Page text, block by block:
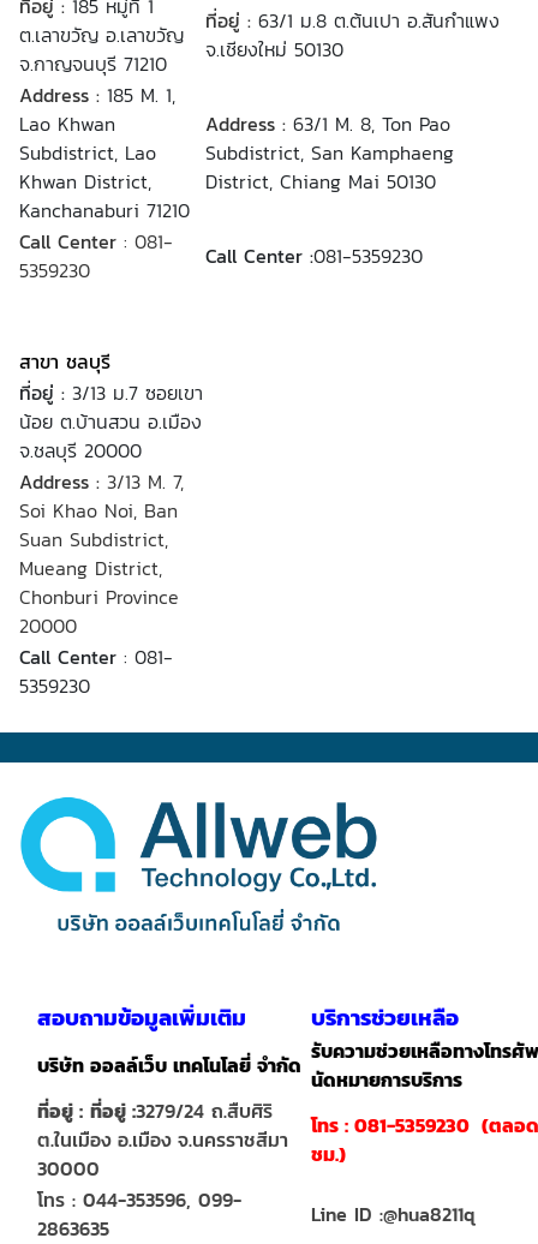
ต.เลาขวัญ อ.เลาขวัญ
จ.กาญจนบุรี 71210
ที่อยู่ : 63/1 ม.8 ต.ต้นเปา อ.สันกำแพง
จ.เชียงใหม่ 50130
Address : 185 M. 1,
Lao Khwan
Subdistrict, Lao
Khwan District,
Kanchanaburi 71210
Address : 63/1 M. 8, Ton Pao
Subdistrict, San Kamphaeng
District, Chiang Mai 50130
Call Center : 081-
5359230
Call Center :081-5359230
สาขา ชลบุรี
ที่อยู่ : 3/13 ม.7 ซอยเขา
น้อย ต.บ้านสวน อ.เมือง
จ.ชลบุรี 20000
Address : 3/13 M. 7,
Soi Khao Noi, Ban
Suan Subdistrict,
Mueang District,
Chonburi Province
20000
Call Center : 081-
5359230
สอบถามข้อมูลเพิ่มเติม บริการช่วยเหลือ
บริษัท ออลล์เว็บ เทคโนโลยี่ จำกัด รับความช่วยเหลือทางโทรศั
นัดหมายการบริการ
ที่อยู่ : ที่อยู่ :3279/24 ถ.สืบศิริ
ต.ในเมือง อ.เมือง จ.นครราชสีมา
30000
โทร : 081-5359230 (ตลอ
ชม.)
โทร : 044-353596, 099-
2863635
Line ID :@hua8211q